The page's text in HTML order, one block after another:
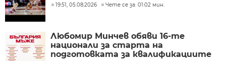
19:51, 05.08.2026 Чете се за: 01:02 мин.
Любомир Минчев обяви 16-те
национали за старта на
подготовката за квалификациите